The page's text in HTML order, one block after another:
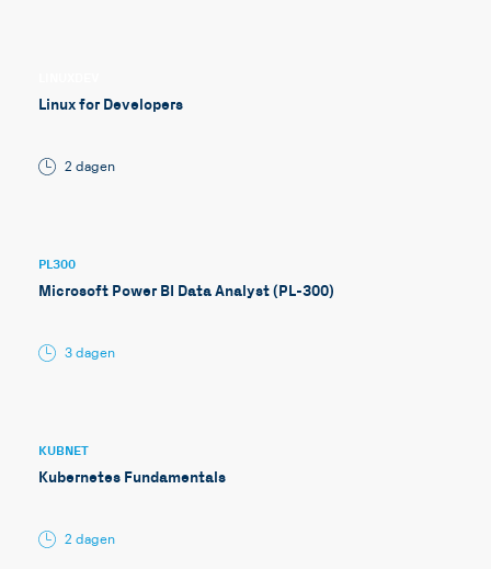
Linux for Developers
2 dagen
PL300
Microsoft Power BI Data Analyst (PL-300)
3 dagen
KUBNET
Kubernetes Fundamentals
2 dagen